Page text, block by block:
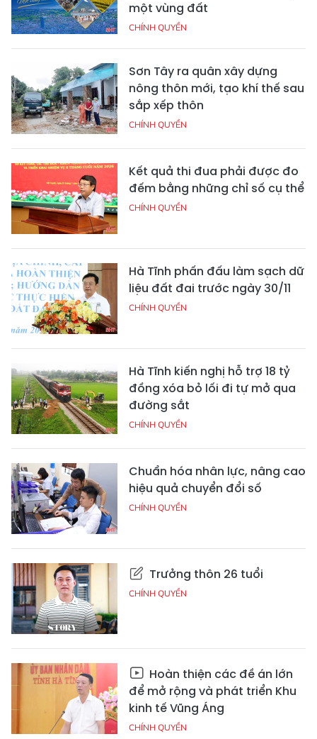
một vùng đất
CHÍNH QUYỀN
Sơn Tây ra quân xây dựng
nông thôn mới, tạo khí thế sau
sắp xếp thôn
CHÍNH QUYỀN
Kết quả thi đua phải được đo
đếm bằng những chỉ số cụ thể
CHÍNH QUYỀN
Hà Tĩnh phấn đấu làm sạch dữ
liệu đất đai trước ngày 30/11
CHÍNH QUYỀN
Hà Tĩnh kiến nghị hỗ trợ 18 tỷ
đồng xóa bỏ lối đi tự mở qua
đường sắt
CHÍNH QUYỀN
Chuẩn hóa nhân lực, nâng cao
hiệu quả chuyển đổi số
CHÍNH QUYỀN
Trưởng thôn 26 tuổi
CHÍNH QUYỀN
Hoàn thiện các đề án lớn
để mở rộng và phát triển Khu
kinh tế Vũng Áng
CHÍNH QUYỀN